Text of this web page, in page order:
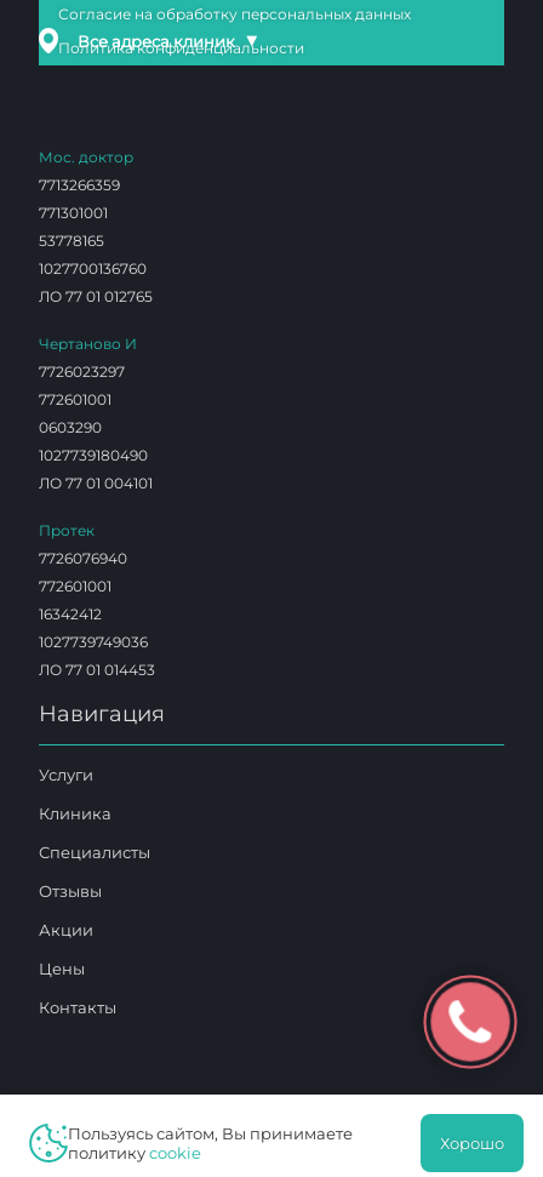
Все адреса клиник ▼
Согласие на обработку персональных данных
Политика конфиденциальности
Мос. доктор
7713266359
771301001
53778165
1027700136760
ЛО 77 01 012765
Чертаново И
7726023297
772601001
0603290
1027739180490
ЛО 77 01 004101
Протек
7726076940
772601001
16342412
1027739749036
ЛО 77 01 014453
Навигация
Услуги
Клиника
Специалисты
Отзывы
Акции
Цены
Контакты
2025 © «Московский Доктор»
Пользуясь сайтом, Вы принимаете
политикуcookie Хорошо